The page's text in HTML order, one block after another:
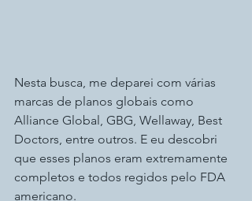
Nesta busca, me deparei com várias
marcas de planos globais como
Alliance Global, GBG, Wellaway, Best
Doctors, entre outros. E eu descobri
que esses planos eram extremamente
completos e todos regidos pelo FDA
americano.